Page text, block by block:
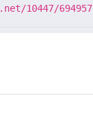
10447/694957